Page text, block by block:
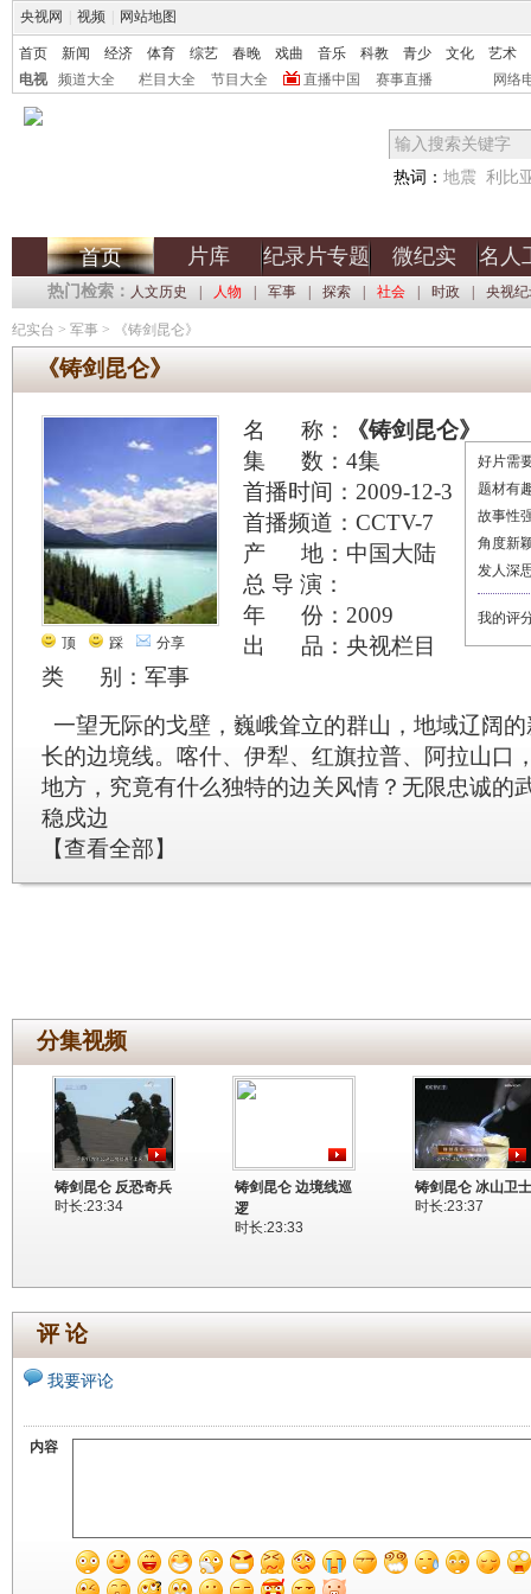
央视网 视频 网站地图
首页 新闻 经济 体育 综艺 春晚 戏曲 音乐 科教 青少 文化
艺术
电视
频道大全 栏目大全 节目大全 直播中国 赛事直播 网络
热词： 地震 利比
首页 片库 纪录片专题 微纪实 名人
热门检索： 人文历史 人物 军事 探索 社会 时政 央视
纪实台 > 军事 > 《铸剑昆仑》
《铸剑昆仑》
顶 踩 分享
名 称：
《铸剑昆仑》
集 数：4集
首播时间：2009-12-3
首播频道：CCTV-7
产 地：中国大陆
总 导 演：
年 份：2009
出 品：央视栏目
类 别：军事
一望无际的戈壁，巍峨耸立的群山，地域辽阔
长的边境线。喀什、伊犁、红旗拉普、阿拉山口
地方，究竟有什么独特的边关风情？无限忠诚的
稳戍边
【查看全部】
好片需
题材有
故事性
角度新
发人深
我的评
分集视频
铸剑昆仑 反恐奇兵
时长:23:34
铸剑昆仑 边境线巡
逻
时长:23:33
铸剑昆仑 冰山卫士
时长:23:37
评 论
我要评论
内容